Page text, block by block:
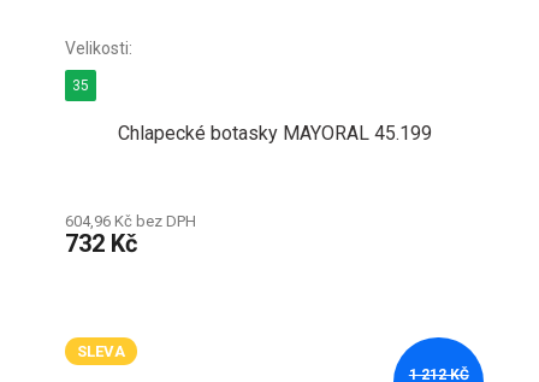
Chlapecké botasky MAYORAL 45.199
604,96 Kč bez DPH
732 Kč
35
SLEVA
1 212 KČ